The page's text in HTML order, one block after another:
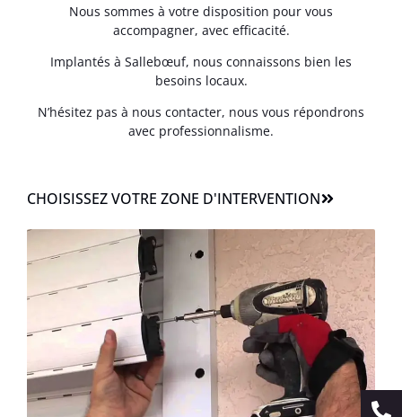
Nous sommes à votre disposition pour vous
accompagner, avec efficacité.
Implantés à Sallebœuf, nous connaissons bien les
besoins locaux.
N’hésitez pas à nous contacter, nous vous répondrons
avec professionnalisme.
CHOISISSEZ VOTRE ZONE D'INTERVENTION